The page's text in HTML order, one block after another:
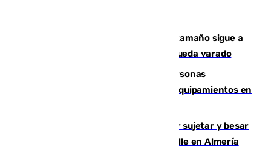
Susto en Marbella: un atún de gran tamaño sigue a
un bañista hasta la orilla de la playa y queda varado
Emvisesa refuerza la atención a personas
vulnerables con cesión de viviendas y equipamientos en
Condenado a dos años de cárcel por sujetar y besar
a una menor tras abordarla en plena calle en Almería